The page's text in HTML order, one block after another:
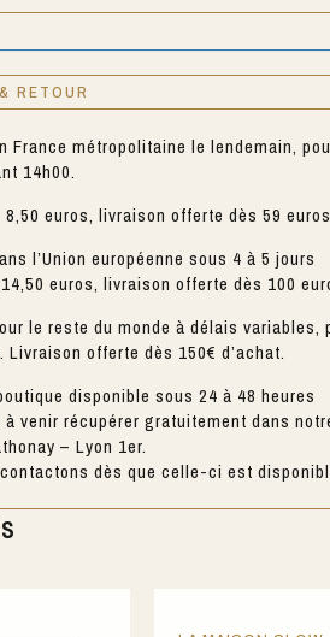
RETOUR
France métropolitaine le lendemain,
14h00.
euros, livraison offerte dès 59
l’Union européenne sous 4 à 5 jours
euros, livraison offerte dès 100
le reste du monde à délais variables,
Livraison offerte dès 150€ d’achat.
disponible sous 24 à 48 heures
à venir récupérer gratuitement dans
– Lyon 1er.
dès que celle-ci est